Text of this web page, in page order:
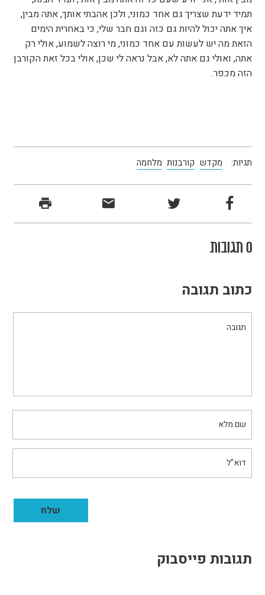
תמיד ידעת שצריך גם אחד כמוני, ולכן אהבתי אותך, אתה מבין,
איך אתה יכול להיות גם כזה וגם חבר שלי, כי באחרית הימים
הזאת מה יש לעשות עם אחד כמוני, מי רוצה לשמוע, אולי רק
אתה, ואולי גם אתה לא, אבל נראה לי שכן, אולי בכל זאת הקורבן
הזה מכפר.
תגיות: מקדש קורבנות מלחמה
0 תגובות
כתוב תגובה
תגובות פייסבוק